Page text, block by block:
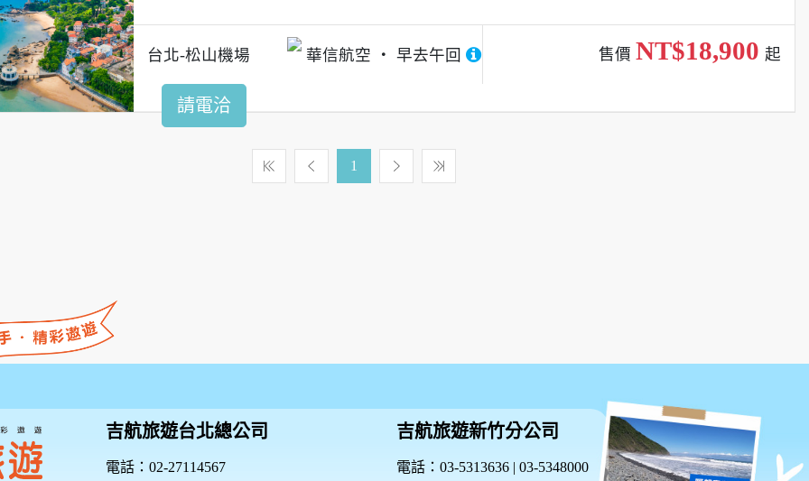
台北-松山機場 華信航空 早去午回 售價 NT$18,900 起
請電洽
1
吉航旅遊台北總公司
電話：02-27114567
吉航旅遊新竹分公司
電話：03-5313636 | 03-5348000